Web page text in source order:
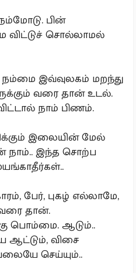
பின்
விட்டுச் சொல்லாமல்
இவ்வுலகம் மறந்து
வரை தான் உடல்.
நாம் பிணம்.
இலையின் மேல்
நாம்.. இந்த சொற்ப
பேர், புகழ் எல்லாமே,
தான்.
பொம்மை. ஆடும்..
ஆட்டும், விசை
செய்யும்..